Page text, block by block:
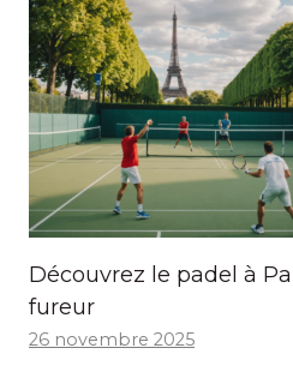
Découvrez le padel à
fureur
26 novembre 2025